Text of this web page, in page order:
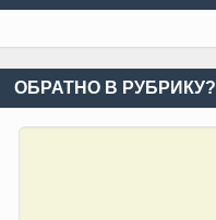
ОБРАТНО В РУБРИКУ?